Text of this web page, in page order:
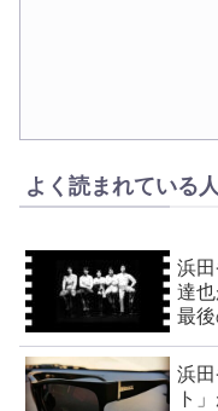
よく読まれている
浜
達
最後
浜
ト